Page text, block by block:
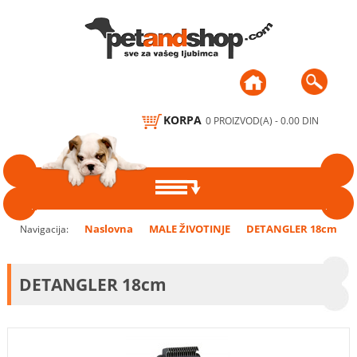
KORPA 0 PROIZVOD(A) - 0.00 DIN
PSI
DODACI ISHRANI,
ČINIJE I PODMETAČI
HRANA ZA MAČKE
PTICE
HRANA, VITAMINI I
MALE ŽIVOTINJE
Navigacija: Naslovna MALE ŽIVOTINJE DETANGLER 18cm
DETANGLER 18cm